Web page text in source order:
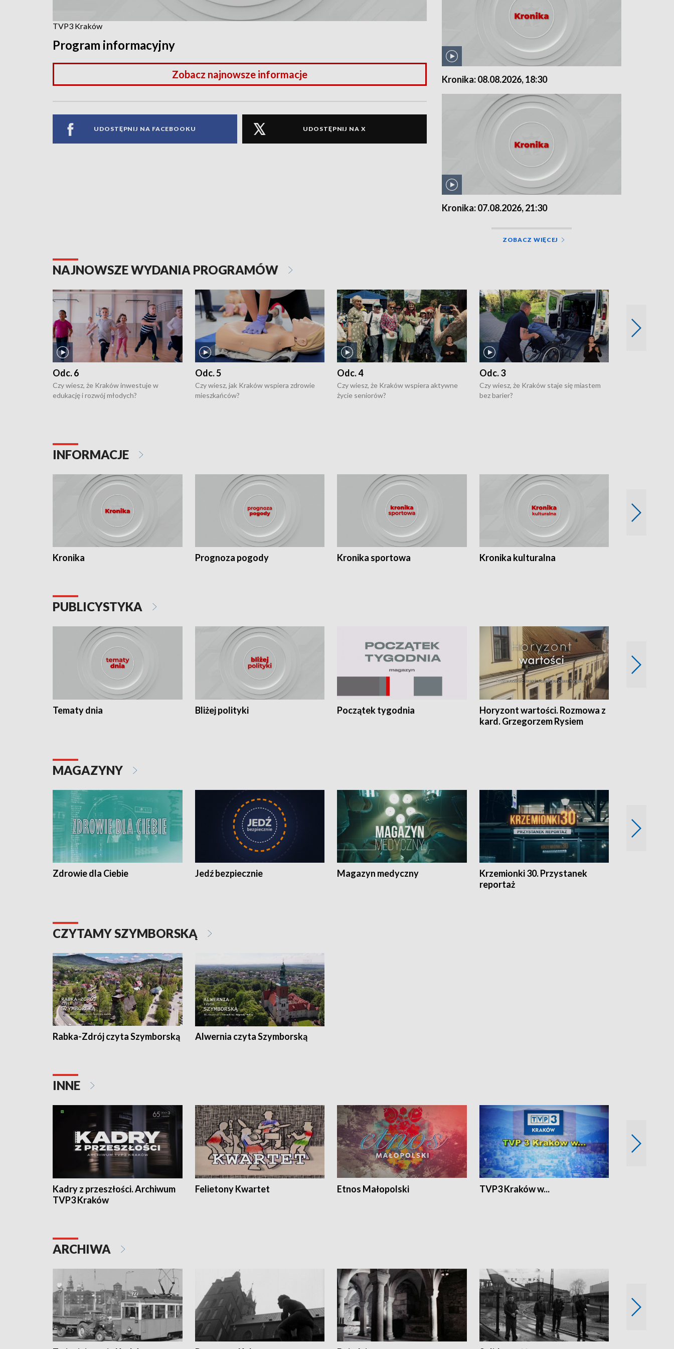
TVP3 Kraków
Program informacyjny
Zobacz najnowsze informacje
UDOSTĘPNIJ NA FACEBOOKU UDOSTĘPNIJ NA X
Kronika: 08.08.2026, 18:30
Kronika: 07.08.2026, 21:30
ZOBACZ WIĘCEJ
NAJNOWSZE WYDANIA PROGRAMÓW
Odc. 6
Czy wiesz, że Kraków inwestuje w
edukację i rozwój młodych?
Odc. 5
Czy wiesz, jak Kraków wspiera zdrowie
mieszkańców?
Odc. 4
Czy wiesz, że Kraków wspiera aktywne
życie seniorów?
Odc. 3
Czy wiesz, że Kraków staje się miastem
bez barier?
INFORMACJE
Kronika Prognoza pogody Kronika sportowa Kronika kulturalna
PUBLICYSTYKA
Tematy dnia Bliżej polityki Początek tygodnia
Horyzont wartości. Rozmowa z
kard. Grzegorzem Rysiem
MAGAZYNY
Zdrowie dla Ciebie Jedź bezpiecznie Magazyn medyczny
Krzemionki 30. Przystanek
reportaż
CZYTAMY SZYMBORSKĄ
Rabka-Zdrój czyta Szymborską Alwernia czyta Szymborską
INNE
Kadry z przeszłości. Archiwum
TVP3 Kraków
Felietony Kwartet Etnos Małopolski TVP3 Kraków w...
ARCHIWA